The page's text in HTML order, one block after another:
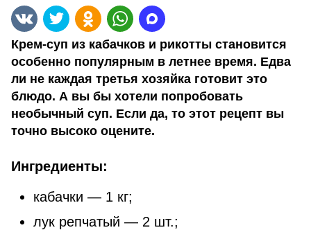
Крем-суп из кабачков и рикотты становится
особенно популярным в летнее время. Едва
ли не каждая третья хозяйка готовит это
блюдо. А вы бы хотели попробовать
необычный суп. Если да, то этот рецепт вы
точно высоко оцените.
Ингредиенты:
кабачки — 1 кг;
лук репчатый — 2 шт.;